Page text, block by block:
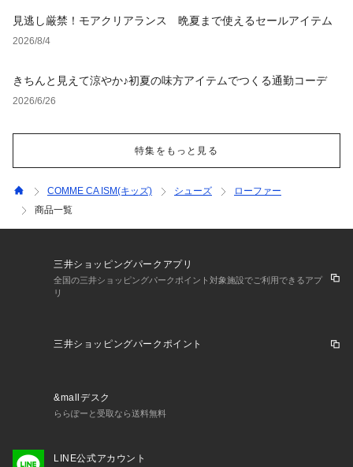
見逃し厳禁！モアクリアランス 晩夏まで使えるセールアイテム
2026/8/4
きちんと見えて涼やか♪初夏の味方アイテムでつくる通勤コーデ
2026/6/26
特集をもっと見る
COMME CA ISM(キッズ) シューズ
ローファー
商品一覧
三井ショッピングパークアプリ
全国の三井ショッピングパークポイント対象施設でご利用できるアプ
リ
三井ショッピングパークポイント
&mallデスク
ららぽーと受取なら送料無料
LINE公式アカウント